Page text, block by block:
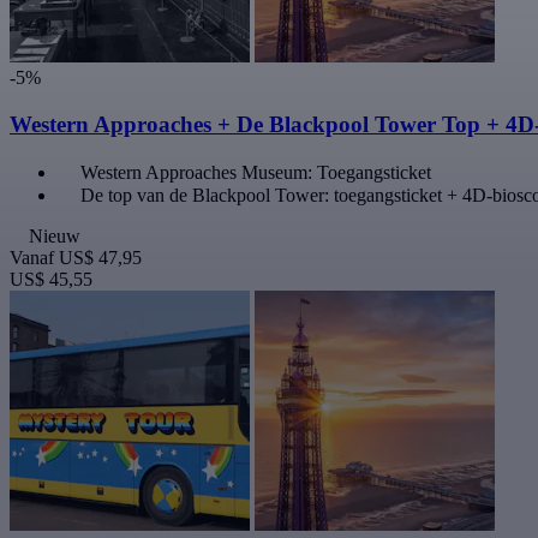
-5%
Western Approaches + De Blackpool Tower Top +
Western Approaches Museum: Toegangsticket
De top van de Blackpool Tower: toegangsticket + 4D-
Nieuw
Vanaf US$ 47,95
US$ 45,55